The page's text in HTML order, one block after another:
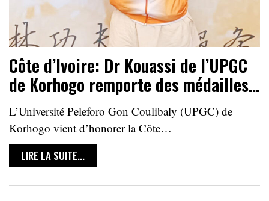
Côte d’Ivoire: Dr Kouassi de l’UPGC
de Korhogo remporte des médailles…
L’Université Peleforo Gon Coulibaly (UPGC) de
Korhogo vient d’honorer la Côte…
LIRE LA SUITE...